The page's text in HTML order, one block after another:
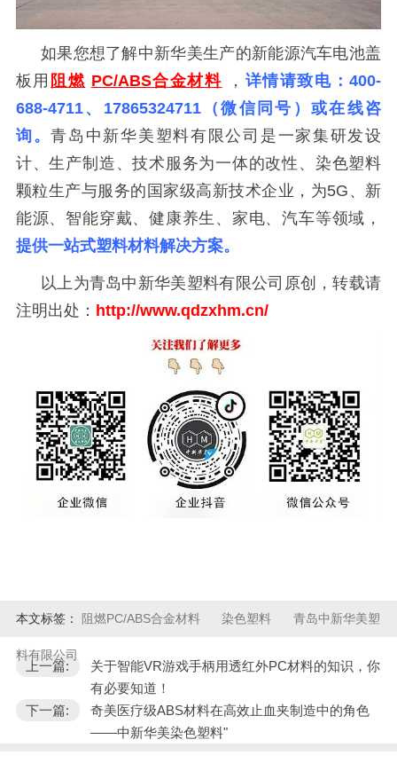
如果您想了解中新华美生产的新能源汽车电池盖
板 用 阻燃 PC/ABS合金材料 ， 详情请致电：400-
688-4711、17865324711（微信同号）或在线咨
询。青岛中新华美塑料有限公司是一家集研发设
计、生产制造、技术服务为一体的改性、染色塑料
颗粒生产与服务的国家级高新技术企业，为5G、新
能源、智能穿戴、健康养生、家电、汽车等领域，
提供一站式塑料材料解决方案。
以上为青岛中新华美塑料有限公司原创，转载请
注明出处： http://www.qdzxhm.cn/
本文标签： 阻燃PC/ABS合金材料 染色塑料 青岛中新华美塑
料有限公司
上一篇:
关于智能VR游戏手柄用透红外PC材料的知识，你
有必要知道！
下一篇:
奇美医疗级ABS材料在高效止血夹制造中的角色
——中新华美染色塑料"